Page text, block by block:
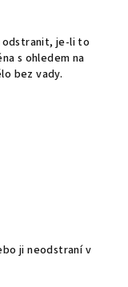
odstranit, je-li to
s ohledem na
bez vady.
ji neodstraní v